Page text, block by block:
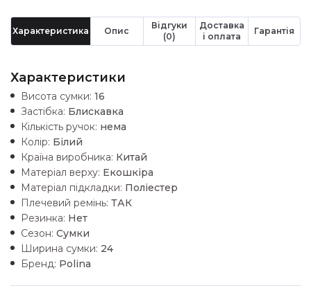
Характеристика Опис
Відгуки
(0)
Доставка
і оплата
Гарантія
Характеристики
Висота сумки: 16
Застібка: Блискавка
Кількість ручок: нема
Колір: Білий
Країна виробника: Китай
Матеріал верху: Екошкiра
Матеріал підкладки: Поліестер
Плечевий ремінь: ТАК
Резинка: Нет
Сезон: Сумки
Ширина сумки: 24
Бренд: Polina